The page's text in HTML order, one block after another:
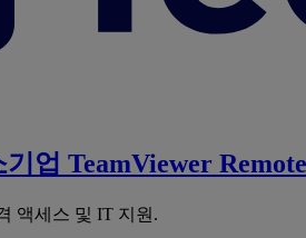
업 TeamViewer Remote
액세스 및 IT 지원.